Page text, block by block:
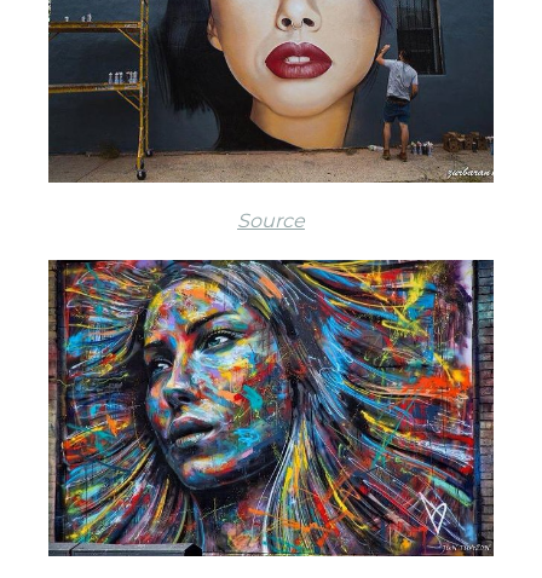
Source